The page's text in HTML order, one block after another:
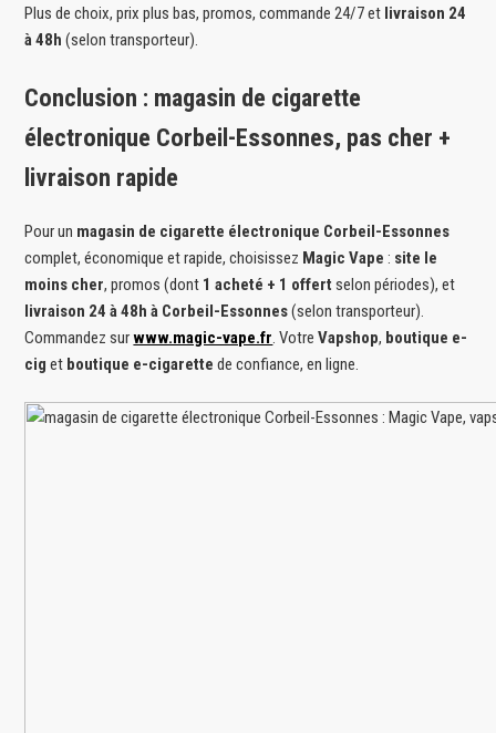
Plus de choix, prix plus bas, promos, commande 24/7 et livraison 24
à 48h (selon transporteur).
Conclusion : magasin de cigarette
électronique Corbeil-Essonnes, pas cher +
livraison rapide
Pour un magasin de cigarette électronique Corbeil-Essonnes
complet, économique et rapide, choisissez Magic Vape : site le
moins cher, promos (dont 1 acheté + 1 offert selon périodes), et
livraison 24 à 48h à Corbeil-Essonnes(selon transporteur).
Commandez surwww.magic-vape.fr. VotreVapshop, boutique e-
cig et boutique e-cigarette de confiance, en ligne.